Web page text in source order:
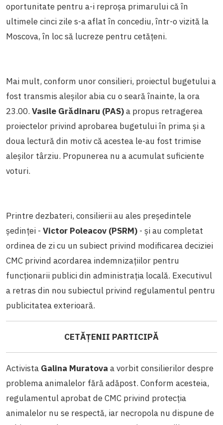
oportunitate pentru a-i reproșa primarului că în
ultimele cinci zile s-a aflat în concediu, într-o vizită la
Moscova, în loc să lucreze pentru cetățeni.
Mai mult, conform unor consilieri, proiectul bugetului a
fost transmis aleșilor abia cu o seară înainte, la ora
23.00. Vasile Grădinaru (PAS)a propus retragerea
proiectelor privind aprobarea bugetului în prima și a
doua lectură din motiv că acestea le-au fost trimise
aleșilor târziu. Propunerea nu a acumulat suficiente
voturi.
Printre dezbateri, consilierii au ales președintele
ședinței - Victor Poleacov (PSRM) - și au completat
ordinea de zi cu un subiect privind modificarea deciziei
CMC privind acordarea indemnizațiilor pentru
funcționarii publici din administrația locală. Executivul
a retras din nou subiectul privind regulamentul pentru
publicitatea exterioară.
CETĂȚENII PARTICIPĂ
Activista Galina Muratova a vorbit consilierilor despre
problema animalelor fără adăpost. Conform acesteia,
regulamentul aprobat de CMC privind protecția
animalelor nu se respectă, iar necropola nu dispune de